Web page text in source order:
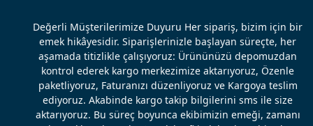
Değerli Müşterilerimize Duyuru Her sipariş, bizim için bir
emek hikâyesidir. Siparişlerinizle başlayan süreçte, her
aşamada titizlikle çalışıyoruz: Ürününüzü depomuzdan
kontrol ederek kargo merkezimize aktarıyoruz, Özenle
paketliyoruz, Faturanızı düzenliyoruz ve Kargoya teslim
ediyoruz. Akabinde kargo takip bilgilerini sms ile size
aktarıyoruz. Bu süreç boyunca ekibimizin emeği, zamanı